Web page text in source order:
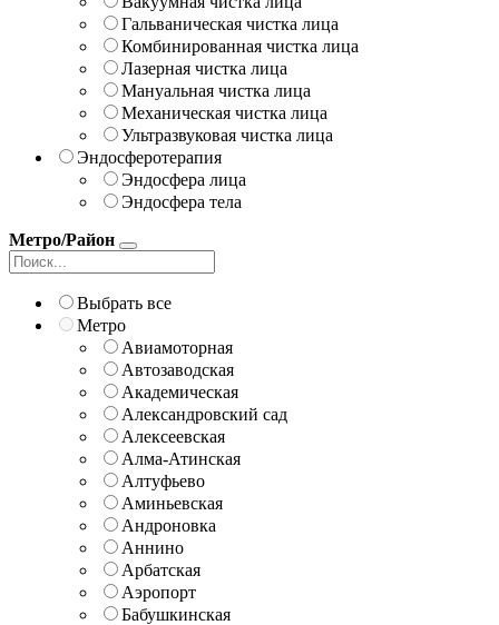
Гальваническая чистка лица
Комбинированная чистка лица
Лазерная чистка лица
Мануальная чистка лица
Механическая чистка лица
Ультразвуковая чистка лица
Эндосферотерапия
Эндосфера лица
Эндосфера тела
Метро/Район
Выбрать все
Метро
Авиамоторная
Автозаводская
Академическая
Александровский сад
Алексеевская
Алма-Атинская
Алтуфьево
Аминьевская
Андроновка
Аннино
Арбатская
Аэропорт
Бабушкинская